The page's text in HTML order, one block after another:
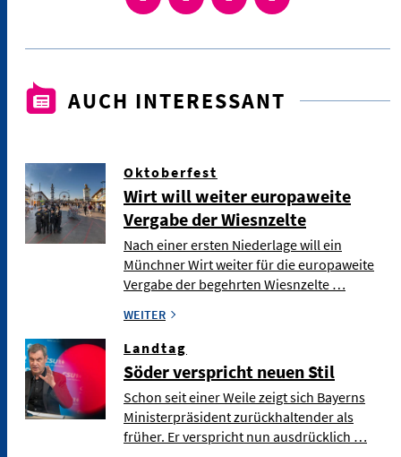
AUCH INTERESSANT
Oktoberfest
Wirt will weiter europaweite
Vergabe der Wiesnzelte
Nach einer ersten Niederlage will ein
Münchner Wirt weiter für die europaweite
Vergabe der begehrten Wiesnzelte …
WEITER
Landtag
Söder verspricht neuen Stil
Schon seit einer Weile zeigt sich Bayerns
Ministerpräsident zurückhaltender als
früher. Er verspricht nun ausdrücklich …